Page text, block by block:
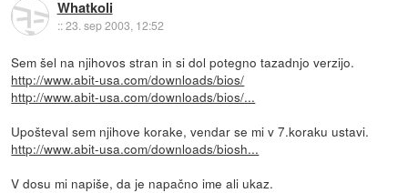
Whatkoli
::23. sep 2003, 12:52
Sem šel na njihovos stran in si dol potegno tazadnjo verzijo.
http://www.abit-usa.com/downloads/bios/
http://www.abit-usa.com/downloads/bios/...
Upošteval sem njihove korake, vendar se mi v 7.koraku ustavi.
http://www.abit-usa.com/downloads/biosh...
V dosu mi napiše, da je napačno ime ali ukaz.